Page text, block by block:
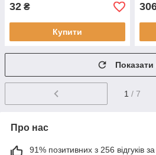
32 ₴
Купити
1 / 7
Про нас
91% позитивних з 256 відгуків за